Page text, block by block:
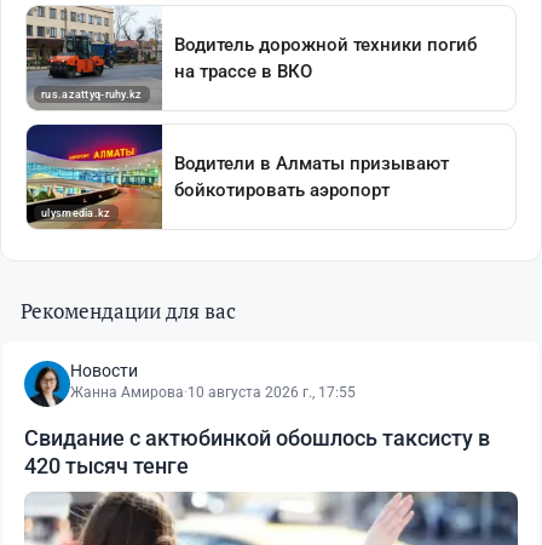
Рекомендации для вас
Новости
Жанна Амирова·10 августа 2026 г., 17:55
Свидание с актюбинкой обошлось таксисту в
420 тысяч тенге